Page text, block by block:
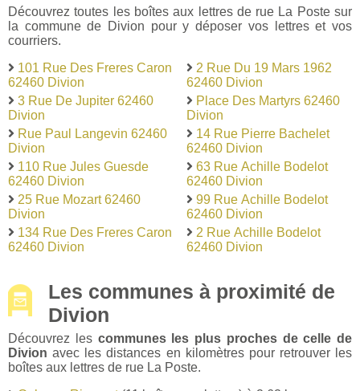
Découvrez toutes les boîtes aux lettres de rue La Poste sur
la commune de Divion pour y déposer vos lettres et vos
courriers.
101 Rue Des Freres Caron
62460 Divion
3 Rue De Jupiter 62460
Divion
Rue Paul Langevin 62460
Divion
110 Rue Jules Guesde
62460 Divion
25 Rue Mozart 62460
Divion
134 Rue Des Freres Caron
62460 Divion
2 Rue Du 19 Mars 1962
62460 Divion
Place Des Martyrs 62460
Divion
14 Rue Pierre Bachelet
62460 Divion
63 Rue Achille Bodelot
62460 Divion
99 Rue Achille Bodelot
62460 Divion
2 Rue Achille Bodelot
62460 Divion
Les communes à proximité de
Divion
Découvrez les communes les plus proches de celle de
Divion avec les distances en kilomètres pour retrouver les
boîtes aux lettres de rue La Poste.